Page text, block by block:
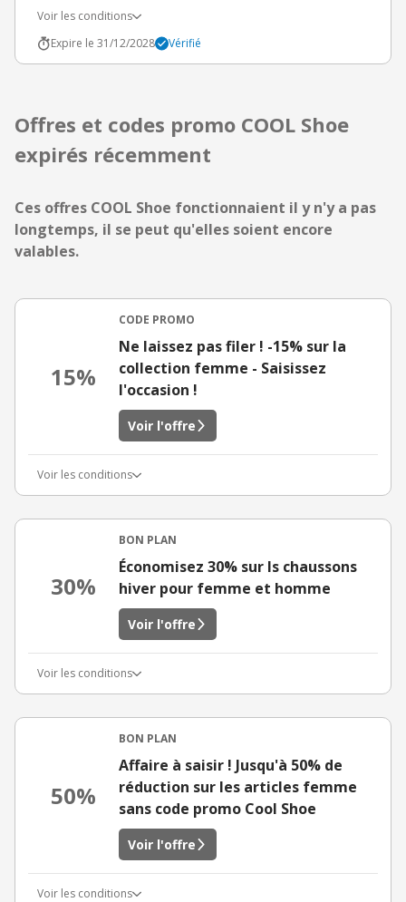
Voir les conditions
Expire le 31/12/2028
Vérifié
Offres et codes promo COOL Shoe
expirés récemment
Ces offres COOL Shoe fonctionnaient il y n'y a pas
longtemps, il se peut qu'elles soient encore
valables.
15%
CODE PROMO
Ne laissez pas filer ! -15% sur la
collection femme - Saisissez
l'occasion !
Voir l'offre
Voir les conditions
30%
BON PLAN
Économisez 30% sur ls chaussons
hiver pour femme et homme
Voir l'offre
Voir les conditions
50%
BON PLAN
Affaire à saisir ! Jusqu'à 50% de
réduction sur les articles femme
sans code promo Cool Shoe
Voir l'offre
Voir les conditions